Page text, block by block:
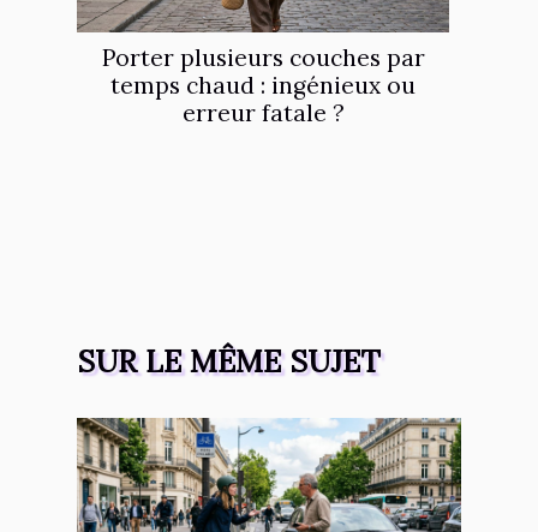
Porter plusieurs couches par
temps chaud : ingénieux ou
erreur fatale ?
SUR LE MÊME SUJET